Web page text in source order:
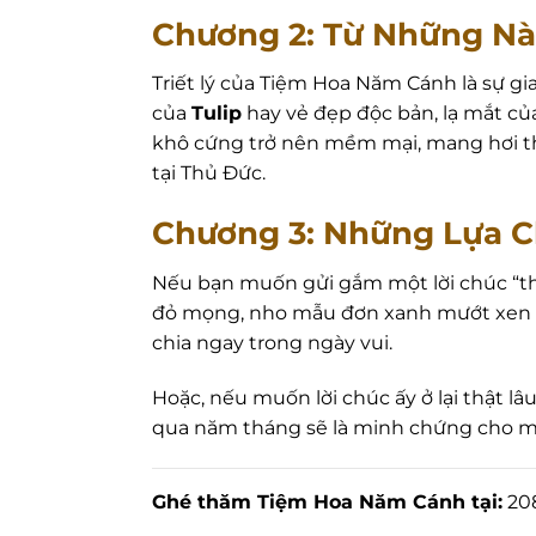
Chương 2: Từ Những
Triết lý của Tiệm Hoa Năm Cánh là sự
của Tulip hay vẻ đẹp độc bản, lạ mắt
khô cứng trở nên mềm mại, mang hơi
tại Thủ Đức.
Chương 3: Những Lựa
Nếu bạn muốn gửi gắm một lời chúc
đỏ mọng, nho mẫu đơn xanh mướt
chia ngay trong ngày vui.
Hoặc, nếu muốn lời chúc ấy ở lại thật
qua năm tháng sẽ là minh chứng cho
Ghé thăm Tiệm Hoa Năm Cánh tại: